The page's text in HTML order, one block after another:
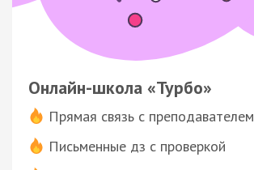
Онлайн-школа «Турбо»
Прямая связь с преподавателем
Письменные дз с проверкой